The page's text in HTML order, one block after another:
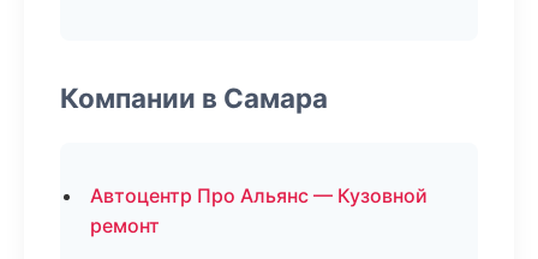
Компании в Самара
Автоцентр Про Альянс — Кузовной
ремонт